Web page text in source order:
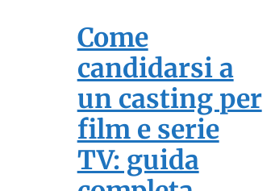
Come
candidarsi a
un casting per
film e serie
TV: guida